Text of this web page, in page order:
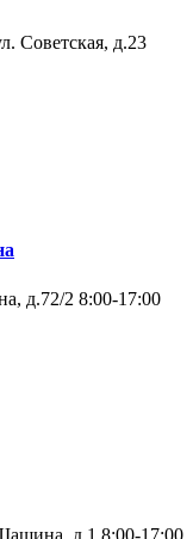
Советская, д.23
д.72/2 8:00-17:00
д.1 8:00-17:00